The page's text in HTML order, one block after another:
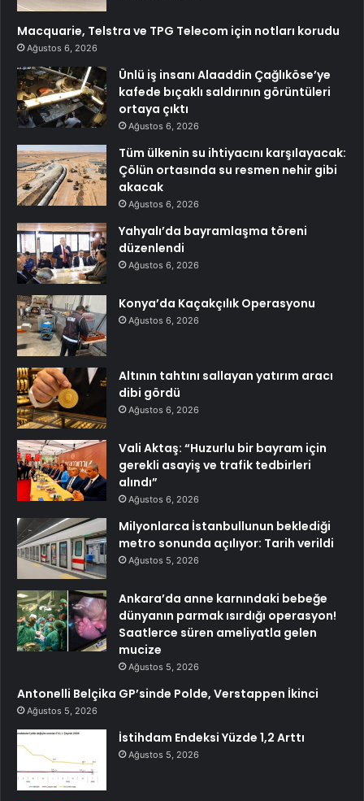
Macquarie, Telstra ve TPG Telecom için notları korudu
Ağustos 6, 2026
Ünlü iş insanı Alaaddin Çağlıköse’ye
kafede bıçaklı saldırının görüntüleri
ortaya çıktı
Ağustos 6, 2026
Tüm ülkenin su ihtiyacını karşılayacak:
Çölün ortasında su resmen nehir gibi
akacak
Ağustos 6, 2026
Yahyalı’da bayramlaşma töreni
düzenlendi
Ağustos 6, 2026
Konya’da Kaçakçılık Operasyonu
Ağustos 6, 2026
Altının tahtını sallayan yatırım aracı
dibi gördü
Ağustos 6, 2026
Vali Aktaş: “Huzurlu bir bayram için
gerekli asayiş ve trafik tedbirleri
alındı”
Ağustos 6, 2026
Milyonlarca İstanbullunun beklediği
metro sonunda açılıyor: Tarih verildi
Ağustos 5, 2026
Ankara’da anne karnındaki bebeğe
dünyanın parmak ısırdığı operasyon!
Saatlerce süren ameliyatla gelen
mucize
Ağustos 5, 2026
Antonelli Belçika GP’sinde Polde, Verstappen İkinci
Ağustos 5, 2026
İstihdam Endeksi Yüzde 1,2 Arttı
Ağustos 5, 2026